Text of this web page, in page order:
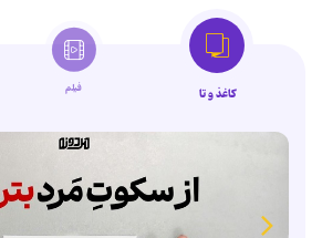
کاغذ و تا فیلم